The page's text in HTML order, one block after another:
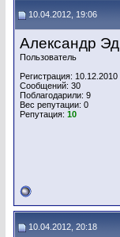
10.04.2012, 19:06
Александр Эд
Пользователь
Регистрация: 10.12.2010
Сообщений: 30
Поблагодарили: 9
Вес репутации: 0
Репутация: 10
10.04.2012, 20:18